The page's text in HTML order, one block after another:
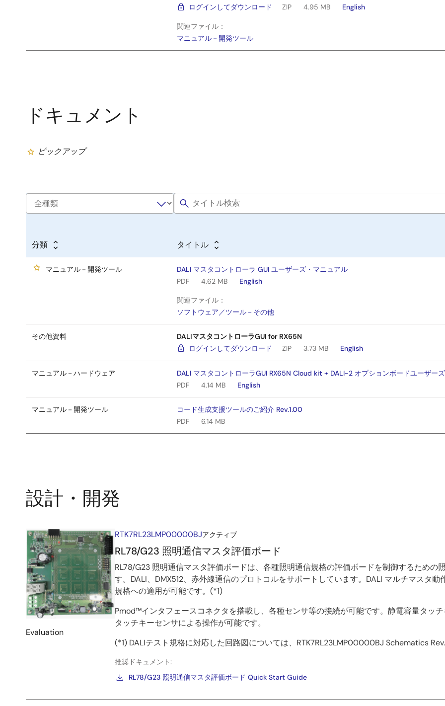
ログインしてダウンロード
ZIP 4.95 MB English
関連ファイル：
マニュアル－開発ツール
ドキュメント
ピックアップ
分類 タイトル
マニュアル－開発ツール
DALI マスタコントローラ GUI ユーザーズ・マニュアル
PDF
4.62 MB English
関連ファイル：
ソフトウェア／ツール－その他
その他資料
DALIマスタコントローラGUI for RX65N
ログインしてダウンロード
ZIP 3.73 MB English
マニュアル－ハードウェア
DALI マスタコントローラGUI RX65N Cloud kit + DALI-2 オプションボードユーザー
PDF
4.14 MB English
マニュアル－開発ツール
コード生成支援ツールのご紹介 Rev.1.00
PDF
6.14 MB
設計・開発
関
連
ボ
ー
ド
＆
キ
Evaluation
RTK7RL23LMP00000BJアクティブ
RL78/G23 照明通信マスタ評価ボード
RL78/G23 照明通信マスタ評価ボードは、各種照明通信規格の評価ボードを制御するための
す。DALI、DMX512、赤外線通信のプロトコルをサポートしています。DALI マルチマスタ動
規格への適用が可能です。(*1)
Pmod™インタフェースコネクタを搭載し、各種センサ等の接続が可能です。静電容量タッチ
タッチキーセンサによる操作が可能です。
(*1) DALIテスト規格に対応した回路図については、RTK7RL23LMP00000BJ Schematics Rev.
推奨ドキュメント:
RL78/G23 照明通信マスタ評価ボード Quick Start Guide